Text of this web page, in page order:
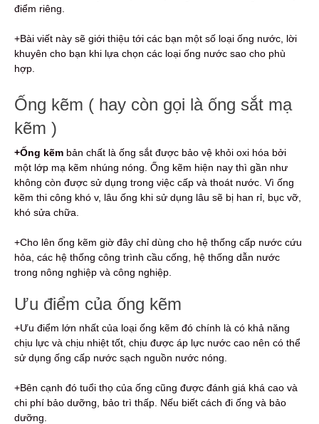
điểm riêng.
+Bài viết này sẽ giới thiệu tới các bạn một số loại ống nước, lời
khuyên cho bạn khi lựa chọn các loại ống nước sao cho phù
hợp.
Ống kẽm ( hay còn gọi là ống sắt mạ
kẽm )
+Ống kẽm bản chất là ống sắt được bảo vệ khỏi oxi hóa bởi
một lớp mạ kẽm nhúng nóng. Ống kẽm hiện nay thì gần như
không còn được sử dụng trong việc cấp và thoát nước. Vì ống
kẽm thi công khó v, lâu ống khi sử dụng lâu sẽ bị han rỉ, bục vỡ,
khó sửa chữa.
+Cho lên ống kẽm giờ đây chỉ dùng cho hệ thống cấp nước cứu
hỏa, các hệ thống công trình cầu cống, hệ thống dẫn nước
trong nông nghiệp và công nghiệp.
Ưu điểm của ống kẽm
+Ưu điểm lớn nhất của loại ống kẽm đó chính là có khả năng
chịu lực và chịu nhiệt tốt, chịu được áp lực nước cao nên có thể
sử dụng ống cấp nước sạch nguồn nước nóng.
+Bên cạnh đó tuổi thọ của ống cũng được đánh giá khá cao và
chi phí bảo dưỡng, bảo trì thấp. Nếu biết cách đi ống và bảo
dưỡng.